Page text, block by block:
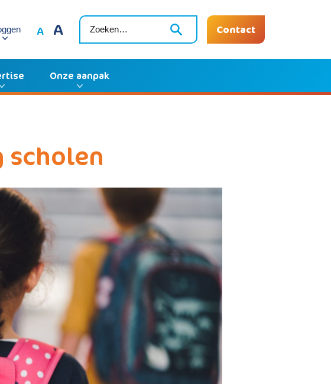
A A Contact
Onze aanpak